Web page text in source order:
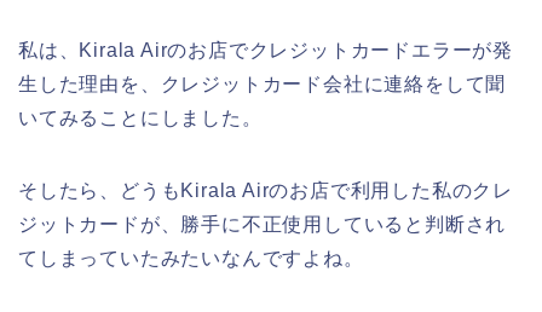
私は、Kirala Airのお店でクレジットカードエラーが発
生した理由を、クレジットカード会社に連絡をして聞
いてみることにしました。
そしたら、どうもKirala Airのお店で利用した私のクレ
ジットカードが、勝手に不正使用していると判断され
てしまっていたみたいなんですよね。